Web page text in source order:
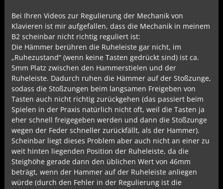
Bei Ihren Videos zur Regulierung der Mechanik von
Klavieren ist mir aufgefallen, dass die Mechanik in meinem
B2 scheinbar nicht richtig reguliert ist:
Die Hämmer berühren die Ruheleiste gar nicht, im
„Ruhezustand“ (wenn keine Tasten gedrückt sind) ist ca.
5mm Platz zwischen den Hammerstielen und der
Ruheleiste. Dadurch ruhen die Hämmer auf der Stoßzunge,
sodass die Stoßzungen beim langsamen Freigeben von
Tasten auch nicht richtig zurückgehen (das passiert beim
Spielen in der Praxis natürlich nicht oft, weil die Tasten ja
eher schnell freigegeben werden und dann die Stoßzunge
wegen der Feder schneller zurückfällt, als der Hammer).
Scheinbar liegt dieses Problem aber auch nicht an einer zu
weit hinten liegenden Position der Ruheleiste, da die
Steighöhe gerade dann den üblichen Wert von 46mm
beträgt, wenn der Hammer auf der Ruheleiste anliegen
würde (durch den Fehler in der Regulierung ist die